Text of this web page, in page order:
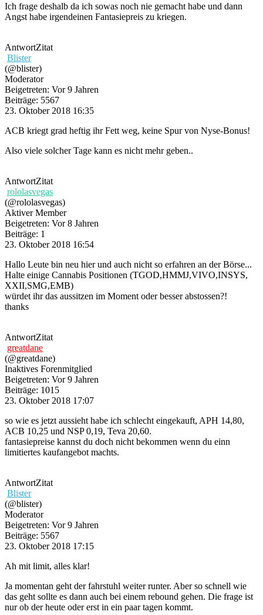
Ich frage deshalb da ich sowas noch nie gemacht habe und dann
Angst habe irgendeinen Fantasiepreis zu kriegen.
AntwortZitat
Blister
(@blister)
Moderator
Beigetreten: Vor 9 Jahren
Beiträge: 5567
23. Oktober 2018 16:35
ACB kriegt grad heftig ihr Fett weg, keine Spur von Nyse-Bonus!
Also viele solcher Tage kann es nicht mehr geben..
AntwortZitat
rololasvegas
(@rololasvegas)
Aktiver Member
Beigetreten: Vor 8 Jahren
Beiträge: 1
23. Oktober 2018 16:54
Hallo Leute bin neu hier und auch nicht so erfahren an der Börse...
Halte einige Cannabis Positionen (TGOD,HMMJ,VIVO,INSYS,
XXII,SMG,EMB)
würdet ihr das aussitzen im Moment oder besser abstossen?!
thanks
AntwortZitat
greatdane
(@greatdane)
Inaktives Forenmitglied
Beigetreten: Vor 9 Jahren
Beiträge: 1015
23. Oktober 2018 17:07
so wie es jetzt aussieht habe ich schlecht eingekauft, APH 14,80,
ACB 10,25 und NSP 0,19, Teva 20,60.
fantasiepreise kannst du doch nicht bekommen wenn du einn
limitiertes kaufangebot machts.
AntwortZitat
Blister
(@blister)
Moderator
Beigetreten: Vor 9 Jahren
Beiträge: 5567
23. Oktober 2018 17:15
Ah mit limit, alles klar!
Ja momentan geht der fahrstuhl weiter runter. Aber so schnell wie
das geht sollte es dann auch bei einem rebound gehen. Die frage ist
nur ob der heute oder erst in ein paar tagen kommt.